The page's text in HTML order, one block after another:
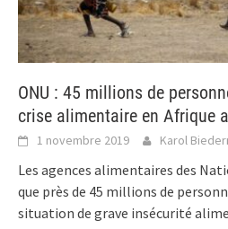
ONU : 45 millions de
crise alimentaire en Afrique
1 novembre 2019 Karol
Les agences alimentaires des
que près de 45 millions de
situation de grave insécurité